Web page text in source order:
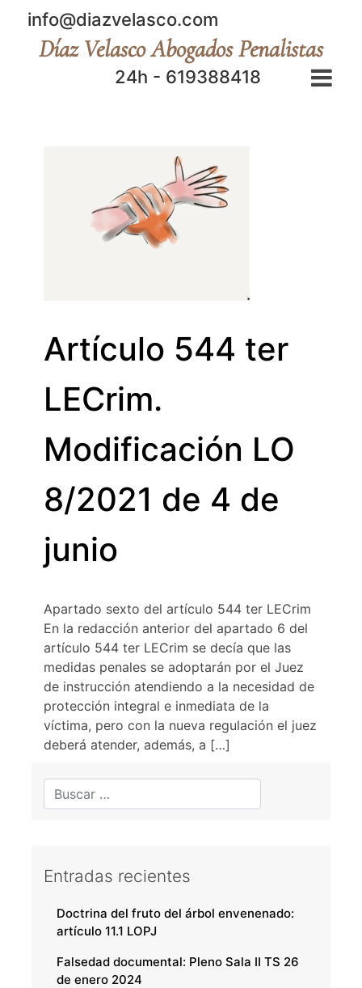
info@diazvelasco.com
Díaz Velasco Abogados Penalistas
24h - 619388418
Artículo 544 ter
LECrim.
Modificación LO
8/2021 de 4 de
junio
Apartado sexto del artículo 544 ter LECrim
En la redacción anterior del apartado 6 del
artículo 544 ter LECrim se decía que las
medidas penales se adoptarán por el Juez
de instrucción atendiendo a la necesidad de
protección integral e inmediata de la
víctima, pero con la nueva regulación el juez
deberá atender, además, a […]
Entradas recientes
Doctrina del fruto del árbol envenenado:
artículo 11.1 LOPJ
Falsedad documental: Pleno Sala II TS 26
de enero 2024